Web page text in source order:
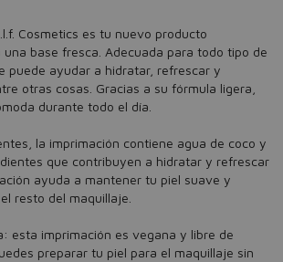
Cosmetics es tu nuevo producto
una base fresca. Adecuada para todo tipo de
puede ayudar a hidratar, refrescar y
otras cosas. Gracias a su fórmula ligera,
durante todo el día.
la imprimación contiene agua de coco y
que contribuyen a hidratar y refrescar
ayuda a mantener tu piel suave y
resto del maquillaje.
esta imprimación es vegana y libre de
preparar tu piel para el maquillaje sin